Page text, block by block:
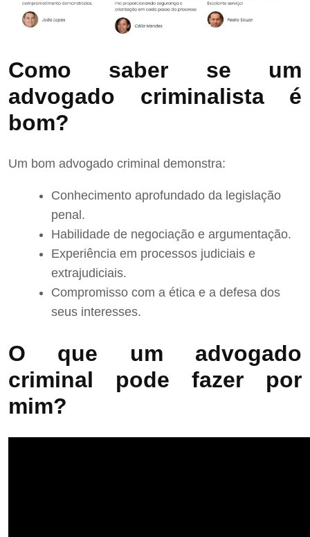
Como saber se um
advogado criminalista é
bom?
Um bom advogado criminal demonstra:
Conhecimento aprofundado da legislação
penal.
Habilidade de negociação e argumentação.
Experiência em processos judiciais e
extrajudiciais.
Compromisso com a ética e a defesa dos
seus interesses.
O que um advogado
criminal pode fazer por
mim?